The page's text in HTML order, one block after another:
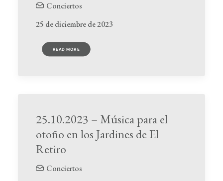
Conciertos
25 de diciembre de 2023
READ MORE
25.10.2023 – Música para el
otoño en los Jardines de El
Retiro
Conciertos